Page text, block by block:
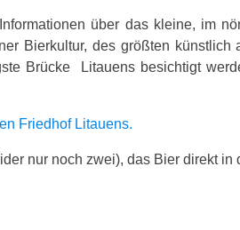
über das kleine, im
Bierkultur, des größten
Brücke Litauens besichtigt
Friedhof Litauens.
nur noch zwei), das Bier direkt in